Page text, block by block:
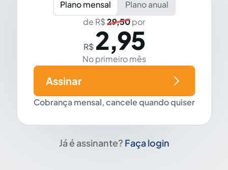
Plano mensal
Plano anual
de R$29,50por
R$ 2,95
No primeiro mês
Cobrança mensal, cancele quando quiser
Assinar
Já é assinante? Faça login